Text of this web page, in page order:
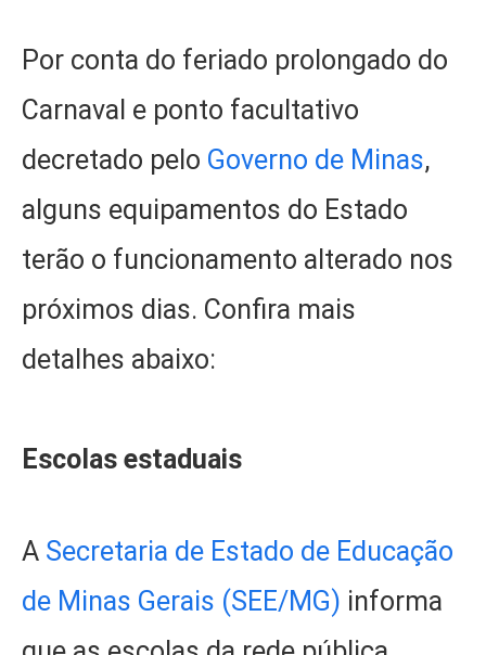
Por conta do feriado prolongado do
Carnaval e ponto facultativo
decretado pelo Governo de Minas,
alguns equipamentos do Estado
terão o funcionamento alterado nos
próximos dias. Confira mais
detalhes abaixo:
Escolas estaduais
A Secretaria de Estado de Educação
de Minas Gerais (SEE/MG) informa